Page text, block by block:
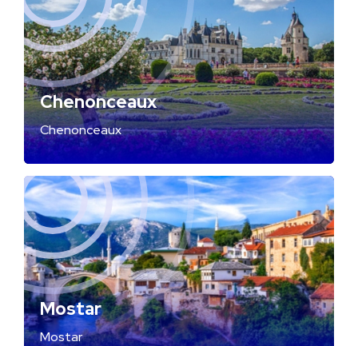
Chenonceaux
Chenonceaux
Mostar
Mostar